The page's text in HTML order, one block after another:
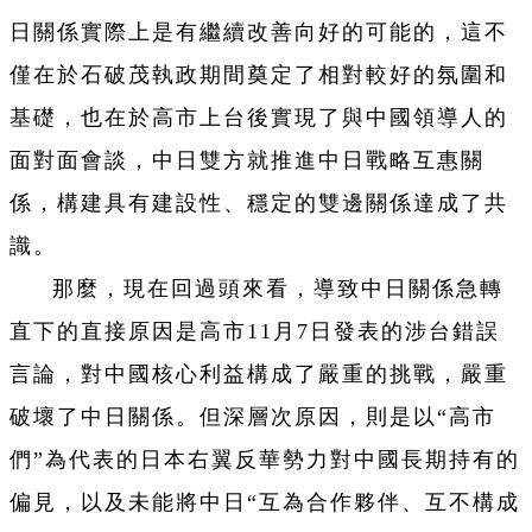
日關係實際上是有繼續改善向好的可能的，這不
僅在於石破茂執政期間奠定了相對較好的氛圍和
基礎，也在於高市上台後實現了與中國領導人的
面對面會談，中日雙方就推進中日戰略互惠關
係，構建具有建設性、穩定的雙邊關係達成了共
識。
那麼，現在回過頭來看，導致中日關係急轉
直下的直接原因是高市11月7日發表的涉台錯誤
言論，對中國核心利益構成了嚴重的挑戰，嚴重
破壞了中日關係。但深層次原因，則是以“高市
們”為代表的日本右翼反華勢力對中國長期持有的
偏見，以及未能將中日“互為合作夥伴、互不構成